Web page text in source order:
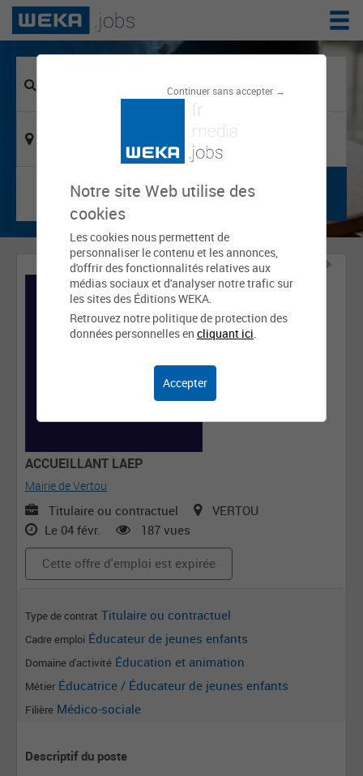
Continuer sans accepter →
Notre site Web utilise des
cookies
Les cookies nous permettent de
personnaliser le contenu et les annonces,
d'offrir des fonctionnalités relatives aux
médias sociaux et d'analyser notre trafic sur
les sites des Éditions WEKA.
Retrouvez notre politique de protection des
données personnelles en cliquant ici.
Accepter
ACCUEILLANT LAEP
Mairie de Vertou
Titulaire ou contractuel
VERTOU
Le 04 févr.
187 vues
Cette offre d'emploi est expirée
Type de contrat Titulaire ou contractuel
Cadre emploi Éducateur de jeunes enfants
Domaine d'activité Éducation et animation
Métier Éducatrice / Éducateur de jeunes enfants
Filière Médico-sociale
Descriptif du poste